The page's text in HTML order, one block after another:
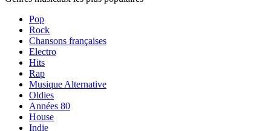
Pop
Rock
Chansons françaises
Electro
Hits
Rap
Musique Alternative
Oldies
Années 80
House
Indie